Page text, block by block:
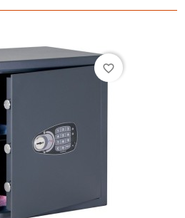
favorite_border